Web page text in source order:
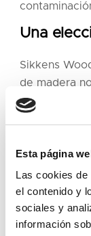
Esta página
Las cookies
el contenido y
sociales y
información
Una
Sikkens
de madera
mayor
Apostar por
respetuosa
funcional
En Torinco